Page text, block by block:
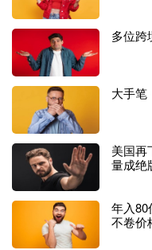
有辨识度的自有品牌矩阵
报告期内，精品业务实
元），占公司整体营业
实现营业收入136,293万
9.96%；2025年，精品
价约305元。
据了解，华凯易佰旗下
动、舒适生活”三大消
家具家居品类聚焦室内
卧室床架、咖啡桌、模
mazon 相关类目中稳居
多位跨
大手笔
美国再
量成绝
年入80
不卷价